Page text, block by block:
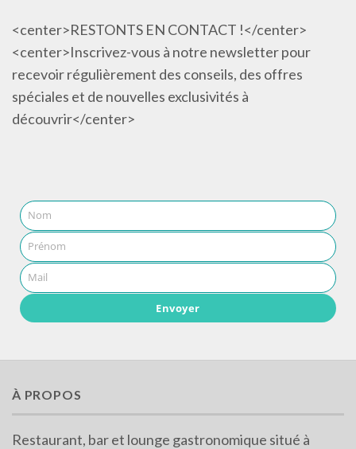
<center>RESTONTS EN CONTACT !</center>
<center>Inscrivez-vous à notre newsletter pour
recevoir régulièrement des conseils, des offres
spéciales et de nouvelles exclusivités à
découvrir</center>
Nom
Prénom
Mail
Envoyer
À PROPOS
Restaurant, bar et lounge gastronomique situé à